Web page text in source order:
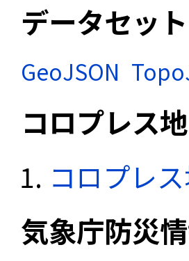
データセット
GeoJSON
コロプレス
コロプレ
気象庁防災